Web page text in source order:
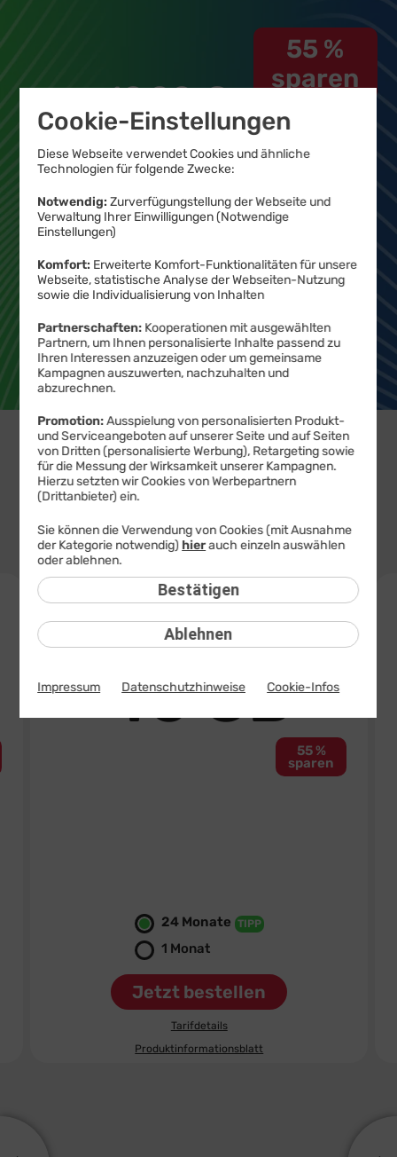
55 %
sparen
19,99€
899
€ mtl.
(statt19,99 €)
Jetzt bestellen
Mobilfunk-
Tarife
Handys mit
Tarif
Tablets mit
Tarif
DSL
6,99 €
mtl.
8,99 €
mtl.
12,99 €
mtl.
16,99 €
mtl.
20,99 €
mtl.
264
€
100
statt50MBit/s
X
10
TOP-DEAL
Nur bis 11.08. 11 Uhr
Allnet Flat
40 GB
55 %
sparen
24 Monate TIPP
1 Monat
Jetzt bestellen
Tarifdetails
Produktinformationsblatt
Cookie-Einstellungen
Diese Webseite verwendet Cookies und ähnliche
Technologien für folgende Zwecke:
Notwendig: Zurverfügungstellung der Webseite und
Verwaltung Ihrer Einwilligungen (Notwendige
Einstellungen)
Komfort: Erweiterte Komfort-Funktionalitäten für unsere
Webseite, statistische Analyse der Webseiten-Nutzung
sowie die Individualisierung von Inhalten
Partnerschaften: Kooperationen mit ausgewählten
Partnern, um Ihnen personalisierte Inhalte passend zu
Ihren Interessen anzuzeigen oder um gemeinsame
Kampagnen auszuwerten, nachzuhalten und
abzurechnen.
Promotion:Ausspielung von personalisierten Produkt-
und Serviceangeboten auf unserer Seite und auf Seiten
von Dritten (personalisierte Werbung), Retargeting sowie
für die Messung der Wirksamkeit unserer Kampagnen.
Hierzu setzten wir Cookies von Werbepartnern
(Drittanbieter) ein.
Ablehnen
Sie können die Verwendung von Cookies (mit Ausnahme
der Kategorie notwendig) hierauch einzeln auswählen
oder ablehnen.
Bestätigen
Impressum Datenschutzhinweise Cookie-Infos